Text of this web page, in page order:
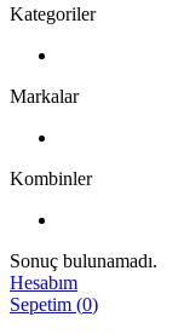
Kategoriler
Markalar
Kombinler
Sonuç bulunamadı.
Hesabım
Sepetim (0)